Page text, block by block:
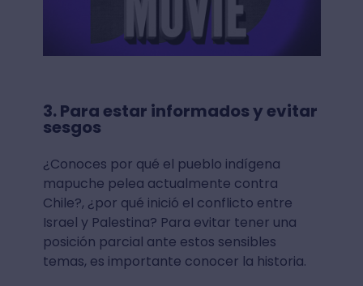
3. Para estar informados y evitar
sesgos
¿Conoces por qué el pueblo indígena
mapuche pelea actualmente contra
Chile?, ¿por qué inició el conflicto entre
Israel y Palestina? Para evitar tener una
posición parcial ante estos sensibles
temas, es importante conocer la historia.